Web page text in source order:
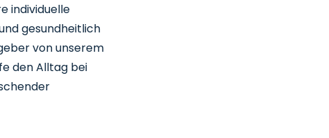
individuelle
gesundheitlich
von unserem
den Alltag bei